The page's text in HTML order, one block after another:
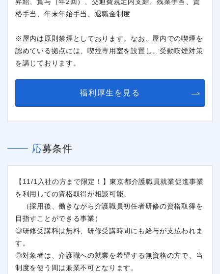
格手当、年末年始手当、退職金制度
※屋内は原則禁煙としております。なお、屋内での喫煙を
認めている拠点には、喫煙専用室を設置し、受動喫煙対策
を講じております。
福利厚生を見る
応募条件
【11/1入社の方まで限定！】東京都介護職員就業促進事業
を利用しての資格取得が相談可能。
（採用後、働きながら介護職員初任者研修の資格取得を
目指すことができる事業）
◎研修受講料は無料、研修受講時間にも給与が支払われま
す。
◎対象者は、介護職への就業を希望する無資格の方で、当
制度を使う間は兼業不可となります。